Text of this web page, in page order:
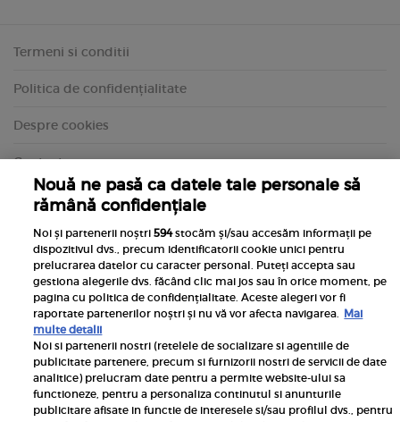
Termeni si conditii
Politica de confidențialitate
Despre cookies
Contact
Inscrie-te la newsletterul UNICA
Nouă ne pasă ca datele tale personale să
rămână confidențiale
Noi și partenerii noștri594stocăm și/sau accesăm informații pe
dispozitivul dvs., precum identificatorii cookie unici pentru
prelucrarea datelor cu caracter personal. Puteți accepta sau
gestiona alegerile dvs. făcând clic mai jos sau în orice moment, pe
pagina cu politica de confidențialitate. Aceste alegeri vor fi
raportate partenerilor noștri și nu vă vor afecta navigarea. Mai
multe detalii
Noi si partenerii nostri (retelele de socializare si agentiile de
publicitate partenere, precum si furnizorii nostri de servicii de date
analitice) prelucram date pentru a permite website-ului sa
functioneze, pentru a personaliza continutul si anunturile
publicitare afisate in functie de interesele si/sau profilul dvs., pentru